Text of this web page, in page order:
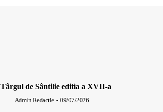
Târgul de Sântilie editia a XVII-a
Admin Redactie - 09/07/2026